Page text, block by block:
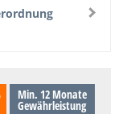
Min. 12 Monate
Gewährleistung